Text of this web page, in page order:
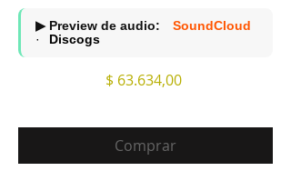
▶ Preview de audio:
SoundCloud
·
Discogs
$ 63.634,00Precio
Comprar